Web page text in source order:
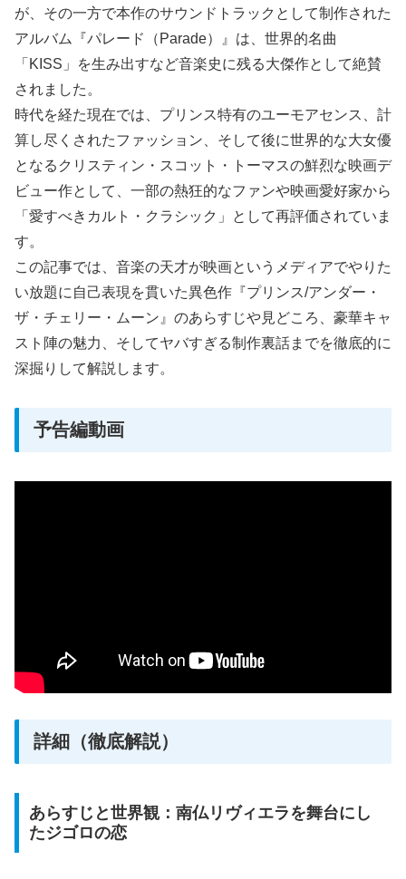
が、その一方で本作のサウンドトラックとして制作された
アルバム『パレード（Parade）』は、世界的名曲
「KISS」を生み出すなど音楽史に残る大傑作として絶賛
されました。
時代を経た現在では、プリンス特有のユーモアセンス、計
算し尽くされたファッション、そして後に世界的な大女優
となるクリスティン・スコット・トーマスの鮮烈な映画デ
ビュー作として、一部の熱狂的なファンや映画愛好家から
「愛すべきカルト・クラシック」として再評価されていま
す。
この記事では、音楽の天才が映画というメディアでやりた
い放題に自己表現を貫いた異色作『プリンス/アンダー・
ザ・チェリー・ムーン』のあらすじや見どころ、豪華キャ
スト陣の魅力、そしてヤバすぎる制作裏話までを徹底的に
深掘りして解説します。
予告編動画
詳細（徹底解説）
あらすじと世界観：南仏リヴィエラを舞台にし
たジゴロの恋